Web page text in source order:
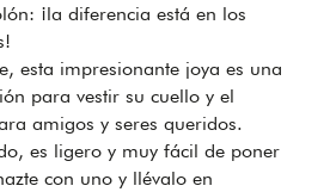
¡la diferencia está en los
esta impresionante joya es una
para vestir su cuello y el
amigos y seres queridos.
es ligero y muy fácil de poner
con uno y llévalo en